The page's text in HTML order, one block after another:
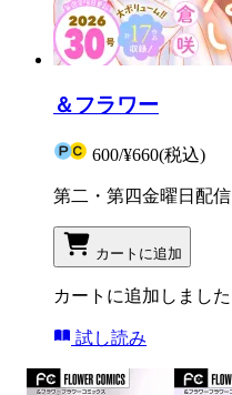
＆フラワー
600/¥660(税込)
第二・第四金曜日配信
カートに追加
カートに追加しました
試し読み